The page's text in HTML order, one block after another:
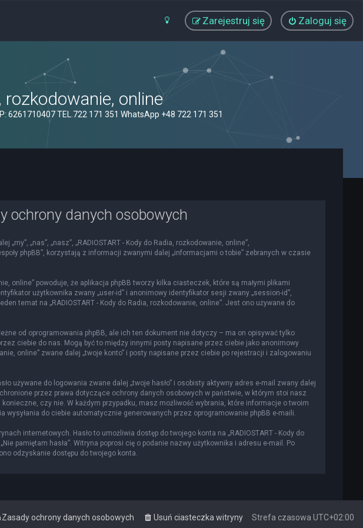
Zaloguj się
Zarejestruj się
rozkodowanie, online
6261710407 TEL.722 171 351 WhatsApp +48 722 171 351
ochrony danych osobowych
„nas”, „nasz”, „RADIOSTART - Kody do Radia, rozkodowanie, online”,
phpBB”, korzystają z informacji zwanymi dalej „informacjami o tobie” zebranych w czasie
online” powoduje, że aplikacja phpBB tworzy kilka ciasteczek, które są małymi plikami
użytkownika zwany „user-id” i anonimowy identyfikator sesji zwany „session-id”,
temat na „RADIOSTART - Kody do Radia, rozkodowanie, online”. Jest ono używane do
od oprogramowania phpBB, ale ich ten dokument nie dotyczy – ma on opisywać tylko
ciebie do nas. Mogą być to między innymi posty napisane przez ciebie jako anonimowy
online” zwane dalej „twoje konto” i posty napisane przez ciebie po rejestracji i zalogowaniu
używane do logowania zwane dalej „twoje hasło” i osobisty aktywny adres e-mail zwany dalej
przez prawa dotyczące ochrony danych osobowych w państwie, w którym stoi nasz
czy nie. W każdym przypadku, masz możliwość wybrania, które informacje o twoim
do ciebie automatycznie generowanych przez oprogramowanie phpBB e-maili.
internetowych. Hasło to umożliwia dostęp do twojego konta na „RADIOSTART - Kody do
pamiętam hasła”. Witryna poprosi cię o podanie nazwy użytkownika i adresu e-mail. Po
odzyskanie dostępu do twojego konta.
Strefa czasowa UTC+02:00
Usuń ciasteczka witryny
Zasady ochrony danych osobowych